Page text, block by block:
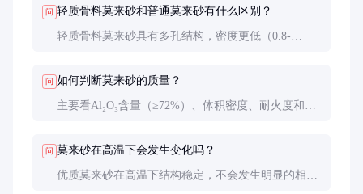
问 轻质骨料莫来砂和普通莫来砂有什么区别？
轻质骨料莫来砂具有多孔结构，密度更低（0.8-
用。
问 如何判断莫来砂的质量？
主要看Al₂O₃含量（≥72%）、体积密度、耐火度和粒
问 莫来砂在高温下会发生变化吗？
优质莫来砂在高温下结构稳定，不会发生明显的相变